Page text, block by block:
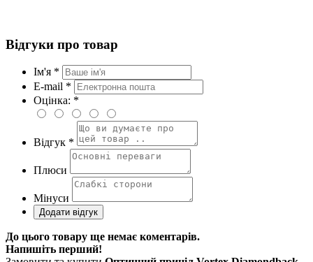
Відгуки про товар
Ім'я *
E-mail *
Оцінка: *
Відгук *
Плюси
Мінуси
До цього товару ще немає коментарів.
Напишіть перший!